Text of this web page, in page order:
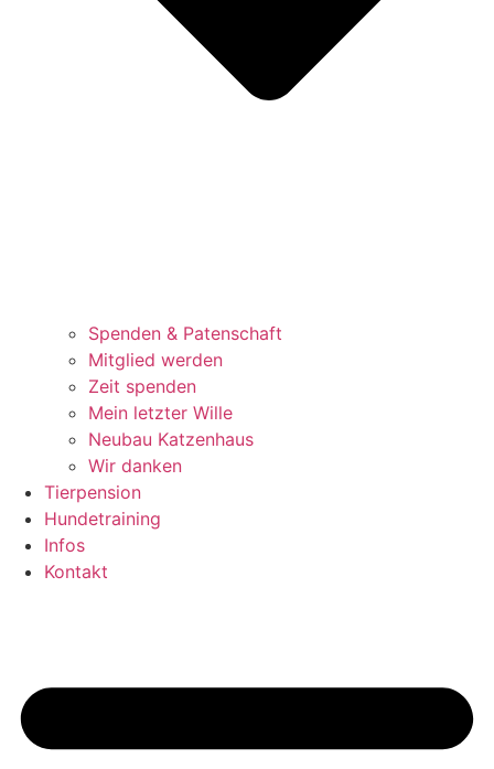
Spenden & Patenschaft
Mitglied werden
Zeit spenden
Mein letzter Wille
Neubau Katzenhaus
Wir danken
Tierpension
Hundetraining
Infos
Kontakt